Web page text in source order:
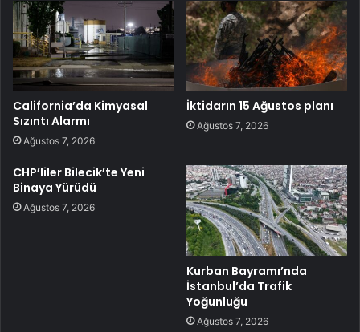
California’da Kimyasal
Sızıntı Alarmı
Ağustos 7, 2026
İktidarın 15 Ağustos planı
Ağustos 7, 2026
CHP’liler Bilecik’te Yeni
Binaya Yürüdü
Ağustos 7, 2026
Kurban Bayramı’nda
İstanbul’da Trafik
Yoğunluğu
Ağustos 7, 2026